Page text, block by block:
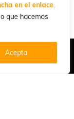
en el enlace.
que hacemos
Acepta
Política de Privacidad